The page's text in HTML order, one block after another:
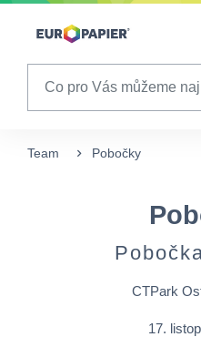
Table Of Content
Pobočky
Team Pobočky
CTPark
17.